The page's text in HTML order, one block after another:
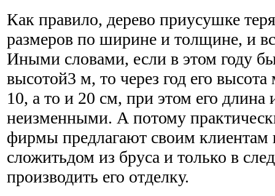
Как правило, дерево приусушке
размеров по ширине и толщине, и
Иными словами, если в этом году
высотой3 м, то через год его
10, а то и 20 см, при этом его длина
неизменными. А потому
фирмы предлагают своим клиентам
сложитьдом из бруса и только в
производить его отделку.